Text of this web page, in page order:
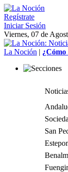
Regístrate
Iniciar Sesión
Viernes, 07 de
La Noción | ¿Cómo
San